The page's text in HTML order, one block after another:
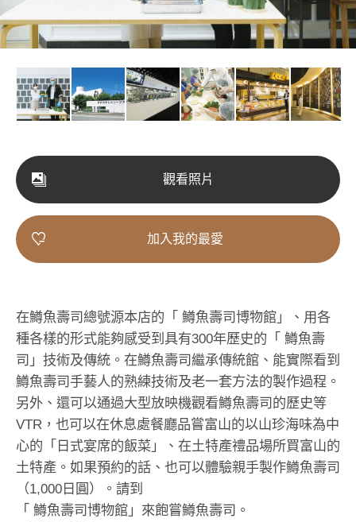
觀看照片
加入我的最愛
在鱒魚壽司總號源本店的「 鱒魚壽司博物館」、用各
種各樣的形式能夠感受到具有300年歷史的「 鱒魚壽
司」技術及傳統。在鱒魚壽司繼承傳統館、能實際看到
鱒魚壽司手藝人的熟練技術及老一套方法的製作過程。
另外、還可以通過大型放映機觀看鱒魚壽司的歷史等
VTR，也可以在休息處餐廳品嘗富山的以山珍海味為中
心的「日式宴席的飯菜」、在土特產禮品場所買富山的
土特產。如果預約的話、也可以體驗親手製作鱒魚壽司
（1,000日圓）。請到
「 鱒魚壽司博物館」來飽嘗鱒魚壽司。